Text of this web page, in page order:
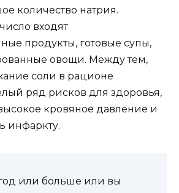
количество натрия.
входят
продукты, готовые супы,
овощи. Между тем,
соли в рационе
ряд рисков для здоровья,
кровяное давление и
инфаркту.
или больше или вы